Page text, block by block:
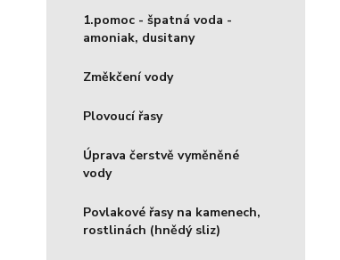
1.pomoc - špatná voda -
amoniak, dusitany
Změkčení vody
Plovoucí řasy
Úprava čerstvě vyměněné
vody
Povlakové řasy na kamenech,
rostlinách (hnědý sliz)